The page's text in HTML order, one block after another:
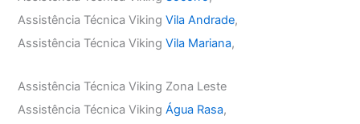
Assistência Técnica VikingVila Andrade,
Assistência Técnica VikingVila Mariana,
Assistência Técnica Viking Zona Leste
Assistência Técnica VikingÁgua Rasa,